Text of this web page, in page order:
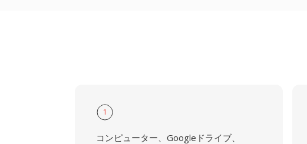
1
コンピューター、Googleドライブ、